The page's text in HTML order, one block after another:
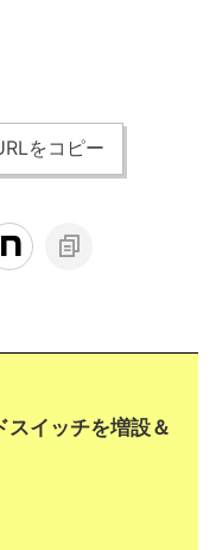
をコピー
イッチを増設＆